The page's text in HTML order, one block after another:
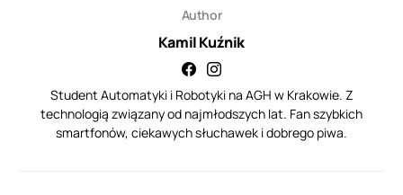
Author
Kamil Kuźnik
Student Automatyki i Robotyki na AGH w Krakowie. Z
technologią związany od najmłodszych lat. Fan szybkich
smartfonów, ciekawych słuchawek i dobrego piwa.